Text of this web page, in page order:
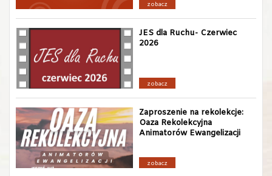
zobacz
JES dla Ruchu- Czerwiec
2026
zobacz
Zaproszenie na rekolekcje:
Oaza Rekolekcyjna
Animatorów Ewangelizacji
zobacz